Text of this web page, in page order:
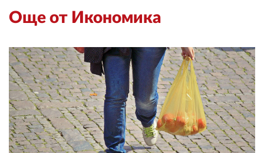
Още от Икономика